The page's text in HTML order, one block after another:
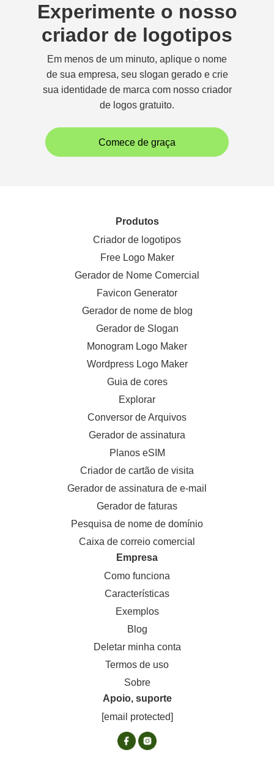
Experimente o nosso
criador de logotipos
Em menos de um minuto, aplique o nome
de sua empresa, seu slogan gerado e crie
sua identidade de marca com nosso criador
de logos gratuito.
Comece de graça
Produtos
Criador de logotipos
Free Logo Maker
Gerador de Nome Comercial
Favicon Generator
Gerador de nome de blog
Gerador de Slogan
Monogram Logo Maker
Wordpress Logo Maker
Guia de cores
Explorar
Conversor de Arquivos
Gerador de assinatura
Planos eSIM
Criador de cartão de visita
Gerador de assinatura de e-mail
Gerador de faturas
Pesquisa de nome de domínio
Caixa de correio comercial
Empresa
Como funciona
Características
Exemplos
Blog
Deletar minha conta
Termos de uso
Sobre
Apoio, suporte
[email protected]